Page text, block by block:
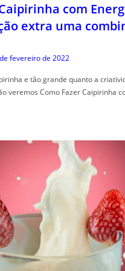
com
extra uma
fevereiro de 2022
e tão grande quanto a
veremos Como Fazer Caipirinha